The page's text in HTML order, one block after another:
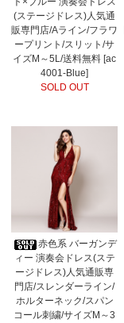
(ステージドレス)人気通
販専門店/Aライン/フラワ
ープリント/スリット/サ
イズM～5L/送料無料 [ac
4001-Blue]
SOLD OUT
赤色系 バーガンデ
ィー 演奏会ドレス(ステ
ージドレス)人気通販専
門店/スレンダーライン/
ホルターネック/スパン
コール刺繍/サイズM～3